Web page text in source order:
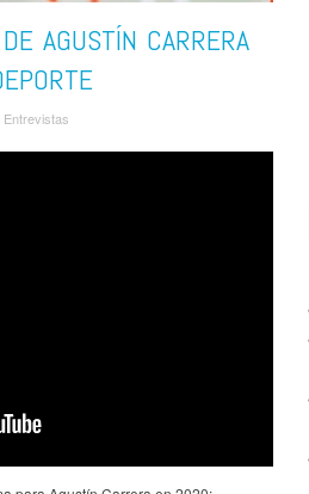
AGUSTÍN CARRERA
Entrevistas